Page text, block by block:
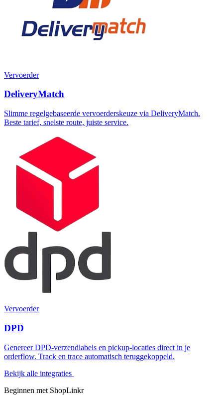
Vervoerder
DeliveryMatch
Slimme regelgebaseerde vervoerderskeuze via DeliveryMatch.
Beste tarief, snelste route, juiste service.
Vervoerder
DPD
Genereer DPD-verzendlabels en pickup-locaties direct in je
orderflow. Track en trace automatisch teruggekoppeld.
Bekijk alle integraties
Beginnen met ShopLinkr